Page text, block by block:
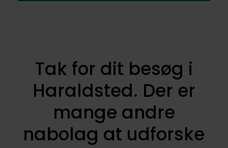
Tak for dit besøg i
Haraldsted. Der er
mange andre
nabolag at udforske